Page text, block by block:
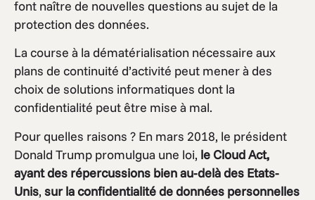
font naître de nouvelles questions au sujet de la
protection des données.
La course à la dématérialisation nécessaire aux
plans de continuité d’activité peut mener à des
choix de solutions informatiques dont la
confidentialité peut être mise à mal.
Pour quelles raisons ? En mars 2018, le président
Donald Trump promulgua une loi, le Cloud Act,
ayant des répercussions bien au-delà des Etats-
Unis, sur la confidentialité de données personnelles